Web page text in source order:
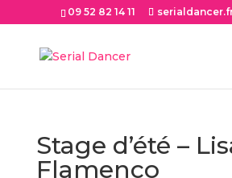
09 52 82 14 11
Stage d’été –
Flamenco